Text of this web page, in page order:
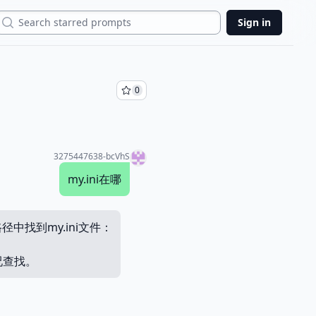
Sign in
0
3275447638-bcVhS
my.ini在哪
中找到my.ini文件：
找。